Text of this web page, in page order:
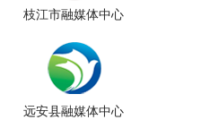
枝江市融媒体中心
远安县融媒体中心